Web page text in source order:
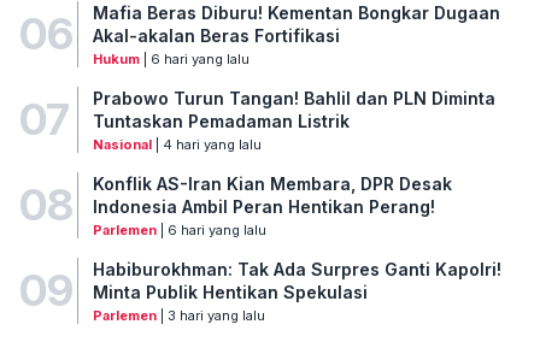
06
Mafia Beras Diburu! Kementan Bongkar Dugaan
Akal-akalan Beras Fortifikasi
Hukum| 6 hari yang lalu
07
Prabowo Turun Tangan! Bahlil dan PLN Diminta
Tuntaskan Pemadaman Listrik
Nasional| 4 hari yang lalu
08
Konflik AS-Iran Kian Membara, DPR Desak
Indonesia Ambil Peran Hentikan Perang!
Parlemen| 6 hari yang lalu
09
Habiburokhman: Tak Ada Surpres Ganti Kapolri!
Minta Publik Hentikan Spekulasi
Parlemen| 3 hari yang lalu